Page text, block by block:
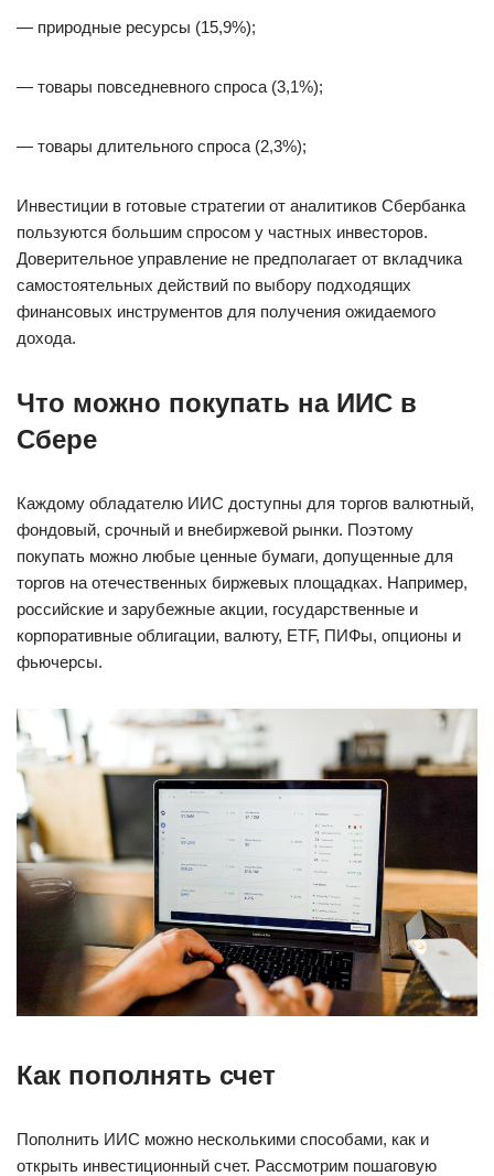
— природные ресурсы (15,9%);
— товары повседневного спроса (3,1%);
— товары длительного спроса (2,3%);
Инвестиции в готовые стратегии от аналитиков Сбербанка
пользуются большим спросом у частных инвесторов.
Доверительное управление не предполагает от вкладчика
самостоятельных действий по выбору подходящих
финансовых инструментов для получения ожидаемого
дохода.
Что можно покупать на ИИС в
Сбере
Каждому обладателю ИИС доступны для торгов валютный,
фондовый, срочный и внебиржевой рынки. Поэтому
покупать можно любые ценные бумаги, допущенные для
торгов на отечественных биржевых площадках. Например,
российские и зарубежные акции, государственные и
корпоративные облигации, валюту, ETF, ПИФы, опционы и
фьючерсы.
Как пополнять счет
Пополнить ИИС можно несколькими способами, как и
открыть инвестиционный счет. Рассмотрим пошаговую